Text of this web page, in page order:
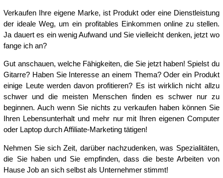
Verkaufen Ihre eigene Marke, ist Produkt oder eine Dienstleistung
der ideale Weg, um ein profitables Einkommen online zu stellen.
Ja dauert es ein wenig Aufwand und Sie vielleicht denken, jetzt wo
fange ich an?
Gut anschauen, welche Fähigkeiten, die Sie jetzt haben! Spielst du
Gitarre? Haben Sie Interesse an einem Thema? Oder ein Produkt
einige Leute werden davon profitieren? Es ist wirklich nicht allzu
schwer und die meisten Menschen finden es schwer nur zu
beginnen. Auch wenn Sie nichts zu verkaufen haben können Sie
Ihren Lebensunterhalt und mehr nur mit Ihren eigenen Computer
oder Laptop durch Affiliate-Marketing tätigen!
Nehmen Sie sich Zeit, darüber nachzudenken, was Spezialitäten,
die Sie haben und Sie empfinden, dass die beste Arbeiten von
Hause Job an sich selbst als Unternehmer stimmt!